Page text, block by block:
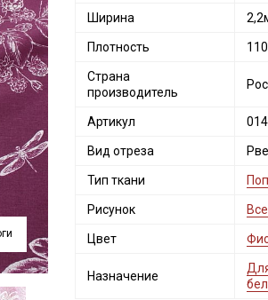
Ширина
Плотность
Страна
производитель
Артикул
Вид отреза
Тип ткани
Рисунок
Цвет
Назначение